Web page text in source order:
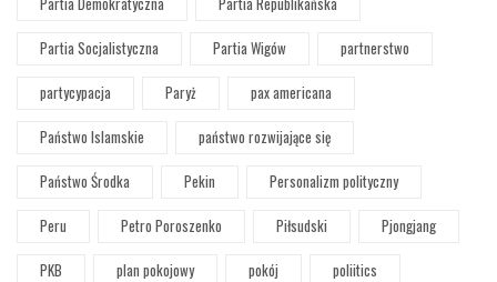
Partia Socjalistyczna
Partia Wigów
partnerstwo
partycypacja
Paryż
pax americana
Państwo Islamskie
państwo rozwijające się
Państwo Środka
Pekin
Personalizm polityczny
Peru
Petro Poroszenko Piłsudski
Pjongjang
PKB
plan pokojowy pokój
poliitics